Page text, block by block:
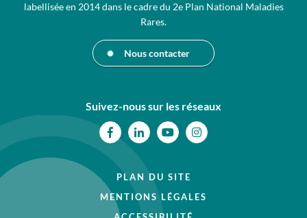
labellisée en 2014 dans le cadre du 2e Plan National Maladies
Rares.
Nous contacter
Suivez-nous sur les réseaux
FacebookLinkedin
PLAN DU SITE
MENTIONS LÉGALES